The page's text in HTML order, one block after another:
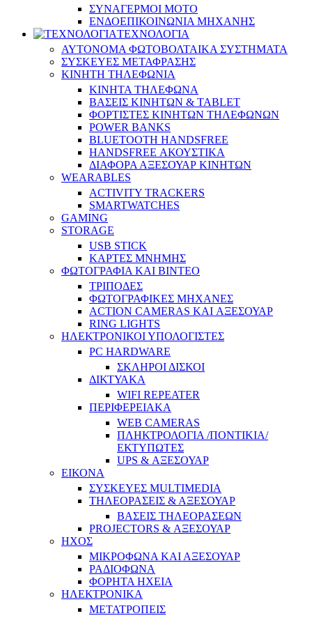
ΣΥΝΑΓΕΡΜΟΙ ΜΟΤΟ
ΕΝΔΟΕΠΙΚΟΙΝΩΝΙΑ ΜΗΧΑΝΗΣ
ΤΕΧΝΟΛΟΓΙΑ
ΑΥΤΟΝΟΜΑ ΦΩΤΟΒΟΛΤΑΙΚΑ ΣΥΣΤΗΜΑΤΑ
ΣΥΣΚΕΥΕΣ ΜΕΤΑΦΡΑΣΗΣ
ΚΙΝΗΤΗ ΤΗΛΕΦΩΝΙΑ
ΚΙΝΗΤΑ ΤΗΛΕΦΩΝΑ
ΒΑΣΕΙΣ ΚΙΝΗΤΩΝ & TABLET
ΦΟΡΤΙΣΤΕΣ ΚΙΝΗΤΩΝ ΤΗΛΕΦΩΝΩΝ
POWER BANKS
BLUETOOTH HANDSFREE
HANDSFREE ΑΚΟΥΣΤΙΚΑ
ΔΙΑΦΟΡΑ ΑΞΕΣΟΥΑΡ ΚΙΝΗΤΩΝ
WEARABLES
ACTIVITY TRACKERS
SMARTWATCHES
GAMING
STORAGE
USB STICK
ΚΑΡΤΕΣ ΜΝΗΜΗΣ
ΦΩΤΟΓΡΑΦΙΑ ΚΑΙ ΒΙΝΤΕΟ
ΤΡΙΠΟΔΕΣ
ΦΩΤΟΓΡΑΦΙΚΕΣ ΜΗΧΑΝΕΣ
ACTION CAMERAS KAI ΑΞΕΣΟΥΑΡ
RING LIGHTS
ΗΛΕΚΤΡΟΝΙΚΟΙ ΥΠΟΛΟΓΙΣΤΕΣ
PC HARDWARE
ΣΚΛΗΡΟΙ ΔΙΣΚΟΙ
ΔΙΚΤΥΑΚΑ
WIFI REPEATER
ΠΕΡΙΦΕΡΕΙΑΚΑ
WEB CAMERAS
ΠΛΗΚΤΡΟΛΟΓΙΑ /ΠΟΝΤΙΚΙΑ/
ΕΚΤΥΠΩΤΕΣ
UPS & ΑΞΕΣΟΥΑΡ
ΕΙΚΟΝΑ
ΣΥΣΚΕΥΕΣ MULTIMEDIA
ΤΗΛΕΟΡΑΣΕΙΣ & ΑΞΕΣΟΥΑΡ
ΒΑΣΕΙΣ ΤΗΛΕΟΡΑΣΕΩΝ
PROJECTORS & ΑΞΕΣΟΥΑΡ
ΗΧΟΣ
ΜΙΚΡΟΦΩΝΑ ΚΑΙ ΑΞΕΣΟΥΑΡ
ΡΑΔΙΟΦΩΝΑ
ΦΟΡΗΤΑ ΗΧΕΙΑ
ΗΛΕΚΤΡΟΝΙΚΑ
ΜΕΤΑΤΡΟΠΕΙΣ